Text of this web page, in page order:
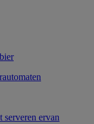
serveren ervan